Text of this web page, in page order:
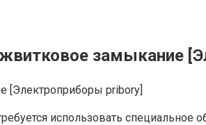
замыкание
использовать